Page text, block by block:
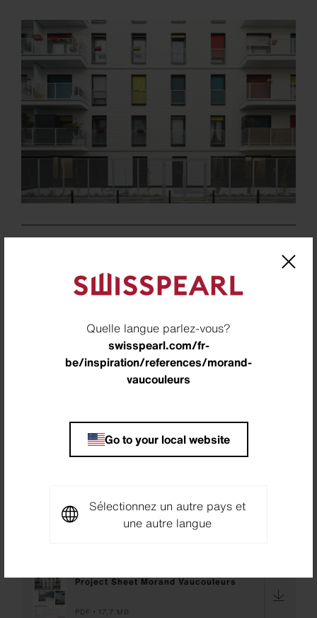
Quelle langue parlez-vous?
swisspearl.com/fr-
be/inspiration/references/morand-
vaucouleurs
Go to your local website
Sélectionnez un autre pays et
une autre langue
Croixmariebourdon Architects Associes, Malakoff,
S.N E. R. C.T Construction, Bry-sur-Marne, France
Project Sheet Morand Vaucouleurs
PDF 17,7 MB